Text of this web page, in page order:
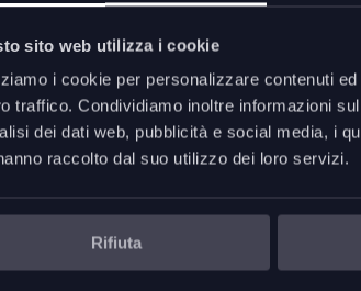
sito web utilizza i cookie
i cookie per personalizzare contenuti
traffico. Condividiamo inoltre informazioni
dei dati web, pubblicità e social media, i
raccolto dal suo utilizzo dei loro servizi.
Rifiuta
staff è a tua disposizione per ogni